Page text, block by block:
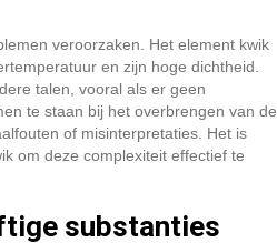
veroorzaken. Het element kwik
en zijn hoge dichtheid.
talen, vooral als er geen
te staan bij het overbrengen van de
of misinterpretaties. Het is
om deze complexiteit effectief te
substanties